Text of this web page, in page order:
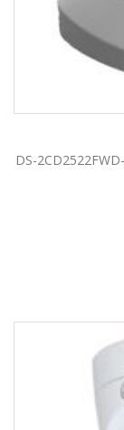
DS-